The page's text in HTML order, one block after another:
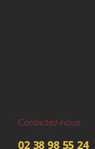
Contactez-nous
02 38 98 55 24